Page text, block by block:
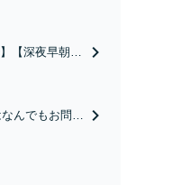
【深夜早朝対
んでもお問合